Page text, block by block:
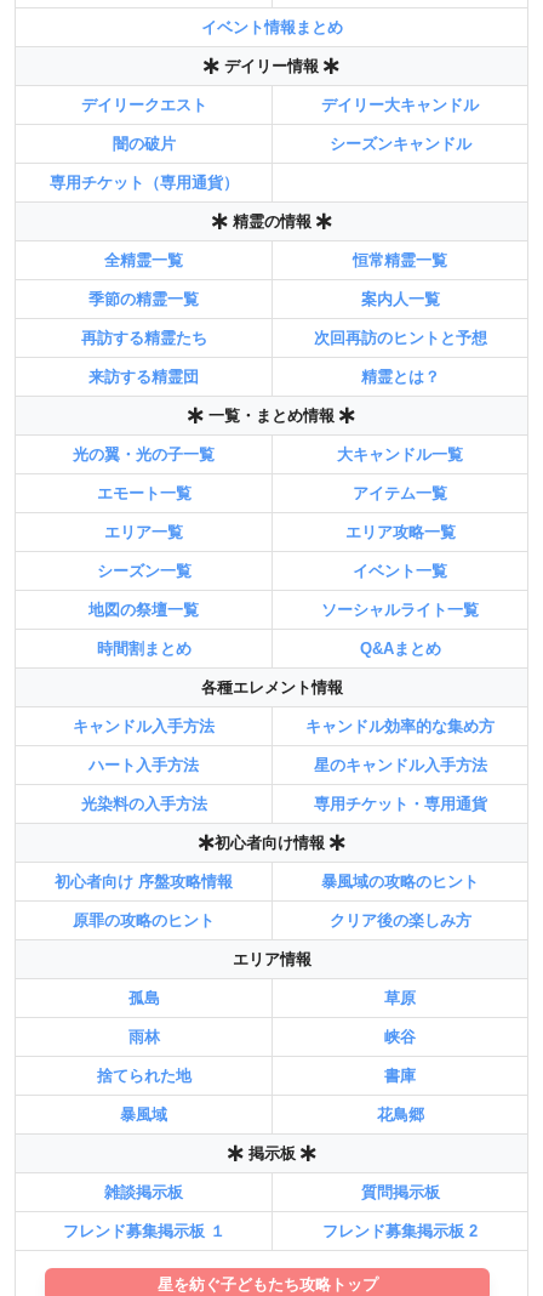
イベント情報まとめ
デイリー情報
デイリークエスト デイリー大キャンドル
闇の破片 シーズンキャンドル
専用チケット（専用通貨）
精霊の情報
全精霊一覧 恒常精霊一覧
季節の精霊一覧 案内人一覧
再訪する精霊たち 次回再訪のヒントと予想
来訪する精霊団 精霊とは？
一覧・まとめ情報
光の翼・光の子一覧 大キャンドル一覧
エモート一覧 アイテム一覧
エリア一覧 エリア攻略一覧
シーズン一覧 イベント一覧
地図の祭壇一覧 ソーシャルライト一覧
時間割まとめ Q&Aまとめ
各種エレメント情報
キャンドル入手方法 キャンドル効率的な集め方
ハート入手方法 星のキャンドル入手方法
光染料の入手方法 専用チケット・専用通貨
初心者向け情報
初心者向け 序盤攻略情報 暴風域の攻略のヒント
原罪の攻略のヒント クリア後の楽しみ方
エリア情報
孤島 草原
雨林 峡谷
捨てられた地 書庫
暴風域 花鳥郷
掲示板
雑談掲示板 質問掲示板
フレンド募集掲示板 １ フレンド募集掲示板 2
星を紡ぐ子どもたち攻略トップ